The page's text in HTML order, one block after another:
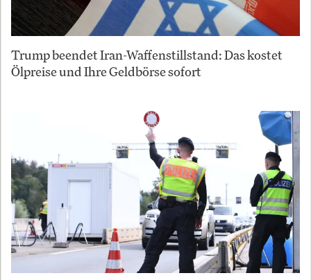
Trump beendet Iran-Waffenstillstand: Das kostet
Ölpreise und Ihre Geldbörse sofort